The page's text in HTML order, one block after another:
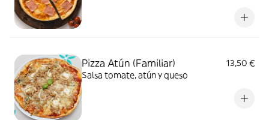
Pizza Atún (Familiar)
13,50 €
Salsa tomate, atún y queso